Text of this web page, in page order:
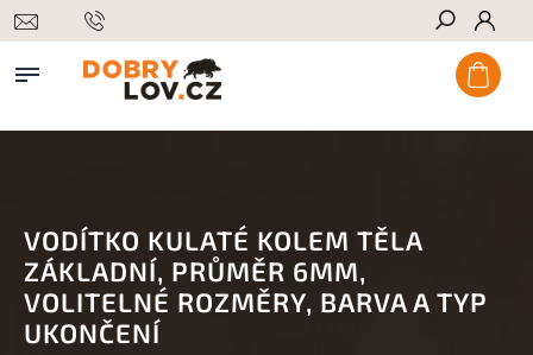
Hledat
VODÍTKO KULATÉ KOLEM TĚLA
ZÁKLADNÍ, PRŮMĚR 6MM,
VOLITELNÉ ROZMĚRY, BARVA A TYP
UKONČENÍ